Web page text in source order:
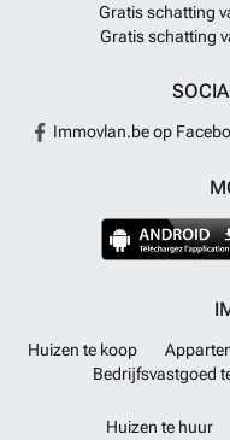
Gratis schatting
Gratis schatting
Immovlan.be op
Huizen te koop
Bedrijfsvastgoed
Huizen te huur